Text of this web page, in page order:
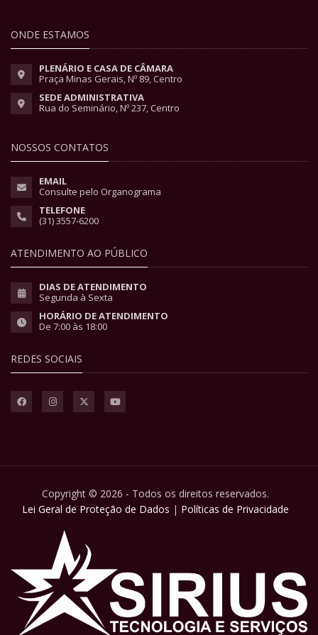
ONDE ESTAMOS
PLENÁRIO E CASA DE CÂMARA
Praça Minas Gerais, Nº 89, Centro
SEDE ADMINISTRATIVA
Rua do Seminário, Nº 237, Centro
NOSSOS CONTATOS
EMAIL
Consulte pelo Organograma
TELEFONE
(31) 3557-6200
ATENDIMENTO AO PÚBLICO
DIAS DE ATENDIMENTO
Segunda à Sexta
HORÁRIO DE ATENDIMENTO
De 7:00 às 18:00
REDES SOCIAIS
Copyright © 2026 - Todos os direitos reservados.
Lei Geral de Proteção de Dados | Políticas de Privacidade